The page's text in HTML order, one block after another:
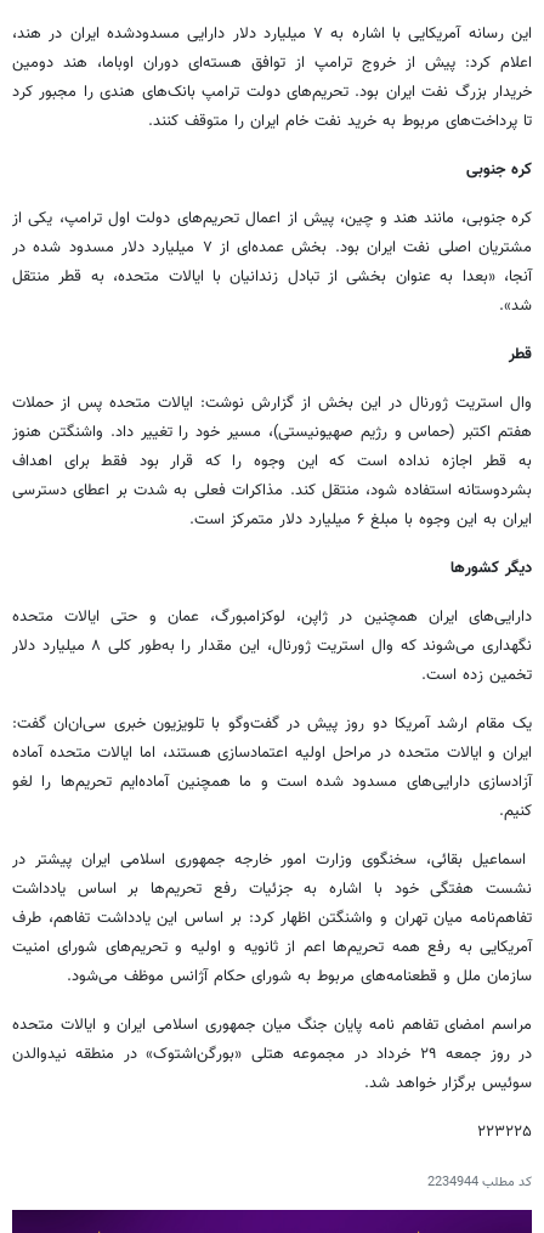
این رسانه آمریکایی با اشاره به ۷ میلیارد دلار دارایی مسدودشده ایران در هند،
اعلام کرد: پیش از خروج ترامپ از توافق هسته‌ای دوران اوباما، هند دومین
خریدار بزرگ نفت ایران بود. تحریم‌های دولت ترامپ بانک‌های هندی را مجبور کرد
تا پرداخت‌های مربوط به خرید نفت خام ایران را متوقف کنند.
کره جنوبی
کره جنوبی، مانند هند و چین، پیش از اعمال تحریم‌های دولت اول ترامپ، یکی از
مشتریان اصلی نفت ایران بود. بخش عمده‌ای از ۷ میلیارد دلار مسدود شده در
آنجا، «بعدا به عنوان بخشی از تبادل زندانیان با ایالات متحده، به قطر منتقل
شد».
قطر
وال استریت ژورنال در این بخش از گزارش نوشت: ایالات متحده پس از حملات
هفتم اکتبر (حماس و رژیم صهیونیستی)، مسیر خود را تغییر داد. واشنگتن هنوز
به قطر اجازه نداده است که این وجوه را که قرار بود فقط برای اهداف
بشردوستانه استفاده شود، منتقل کند. مذاکرات فعلی به شدت بر اعطای دسترسی
ایران به این وجوه با مبلغ ۶ میلیارد دلار متمرکز است.
دیگر کشورها
دارایی‌های ایران همچنین در ژاپن، لوکزامبورگ، عمان و حتی ایالات متحده
نگهداری می‌شوند که وال استریت ژورنال، این مقدار را به‌طور کلی ۸ میلیارد دلار
تخمین زده است.
یک مقام ارشد آمریکا دو روز پیش در گفت‌وگو با تلویزیون خبری سی‌ان‌ان گفت:
ایران و ایالات متحده در مراحل اولیه اعتمادسازی هستند، اما ایالات متحده آماده
آزادسازی دارایی‌های مسدود شده است و ما همچنین آماده‌ایم تحریم‌ها را لغو
کنیم.
اسماعیل بقائی، سخنگوی وزارت امور خارجه جمهوری اسلامی ایران پیشتر در
نشست هفتگی خود با اشاره به جزئیات رفع تحریم‌ها بر اساس یادداشت
تفاهم‌نامه میان تهران و واشنگتن اظهار کرد: بر اساس این یادداشت تفاهم، طرف
آمریکایی به رفع همه تحریم‌ها اعم از ثانویه و اولیه و تحریم‌های شورای امنیت
سازمان ملل و قطعنامه‌های مربوط به شورای حکام آژانس موظف می‌شود.
مراسم امضای تفاهم نامه پایان جنگ میان جمهوری اسلامی ایران و ایالات متحده
در روز جمعه ۲۹ خرداد در مجموعه هتلی «بورگن‌اشتوک» در منطقه نیدوالدن
سوئیس برگزار خواهد شد.
۲۲۳۲۲۵
کد مطلب2234944